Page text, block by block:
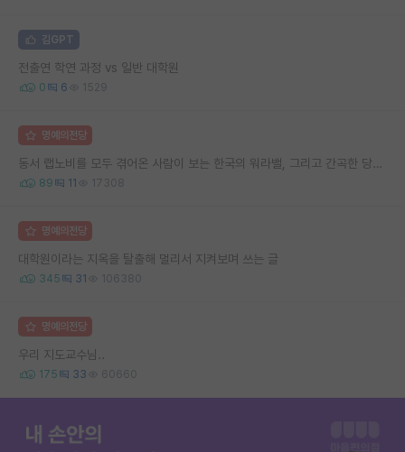
김GPT
전출연 학연 과정 vs 일반 대학원
0 6 1529
명예의전당
동서 랩노비를 모두 겪어온 사람이 보는 한국의 워라밸, 그리고 간곡한 당부의 말씀
89 11 17308
명예의전당
대학원이라는 지옥을 탈출해 멀리서 지켜보며 쓰는 글
345 31 106380
명예의전당
우리 지도교수님..
175 33 60660